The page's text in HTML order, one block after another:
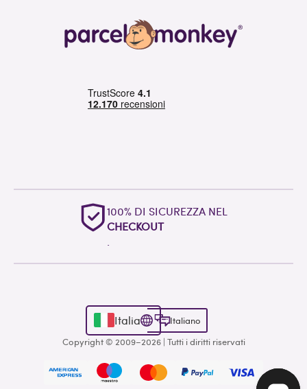
100% DI SICUREZZA NEL
CHECKOUT
Italia
Italiano
Copyright © 2009–2026 | Tutti i diritti riservati